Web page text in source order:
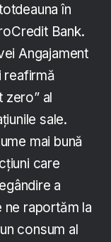
în
Bank.
Angajament
reafirmă
zero” al
sale.
mai bună
care
a
ne raportăm la
consum al